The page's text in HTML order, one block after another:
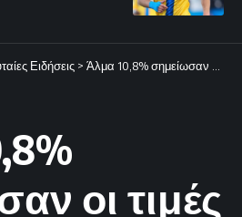
Ειδήσεις > Άλμα 10,8% σημείωσαν οι τιμές των διαμερισμάτων στην Κύπρο μέσα σε έναν χρόνο
οι τιμές